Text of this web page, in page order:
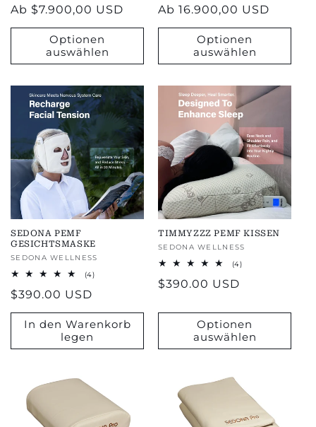
reviews
Regulärer
Preis
Ab $7.900,00 USD
Optionen
auswählen
reviews
Regulärer
Preis
Ab 16.900,00 USD
Optionen
auswählen
SEDONA PEMF
GESICHTSMASKE
Anbieter:
SEDONA WELLNESS
(4)4
Regulärer
Preis
$390.00 USD
In den Warenkorb
legen
TIMMYZZZ PEMF KISSEN
Anbieter:
SEDONA WELLNESS
(4)4
Regulärer
$390.00 USD
Optionen
auswählen